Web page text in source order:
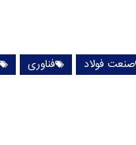
صنعت فولاد فناوری